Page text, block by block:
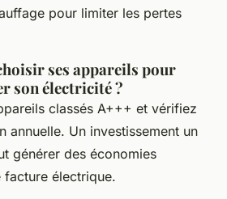
pour limiter les pertes
ses appareils pour
son électricité ?
classés A+++ et vérifiez
annuelle. Un investissement un
générer des économies
électrique.